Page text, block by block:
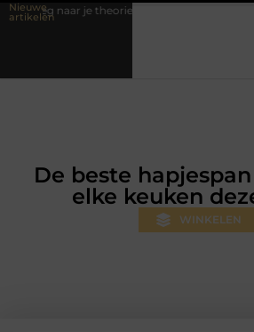
Nieuwe
artikelen
examen Fysiotherapie Hilversum:
De beste
elke keuken
WINKELEN